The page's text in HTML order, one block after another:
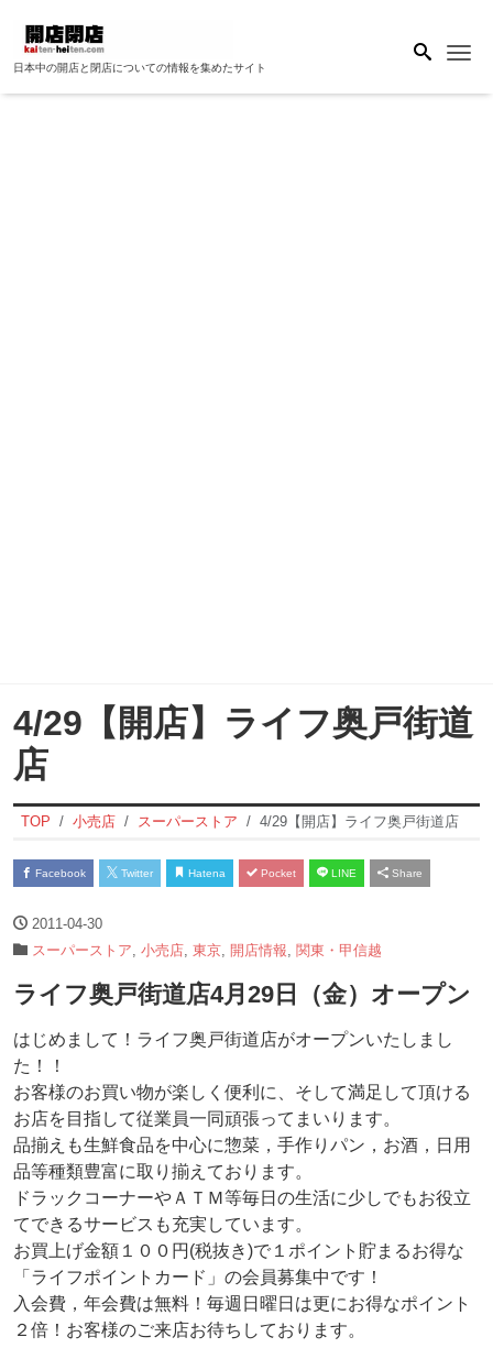
日本中の開店と閉店についての情報を集めたサイト
4/29【開店】ライフ奥戸街道
店
TOP 小売店 スーパーストア 4/29【開店】ライフ奥戸街道店
Facebook Twitter Hatena Pocket LINE Share
2011-04-30
スーパーストア 小売店 東京 開店情報 関東・甲信越
ライフ奥戸街道店4月29日（金）オープン
はじめまして！ライフ奥戸街道店がオープンいたしまし
た！！
お客様のお買い物が楽しく便利に、そして満足して頂ける
お店を目指して従業員一同頑張ってまいります。
品揃えも生鮮食品を中心に惣菜，手作りパン，お酒，日用
品等種類豊富に取り揃えております。
ドラックコーナーやＡＴＭ等毎日の生活に少しでもお役立
てできるサービスも充実しています。
お買上げ金額１００円(税抜き)で１ポイント貯まるお得な
「ライフポイントカード」の会員募集中です！
入会費，年会費は無料！毎週日曜日は更にお得なポイント
２倍！お客様のご来店お待ちしております。